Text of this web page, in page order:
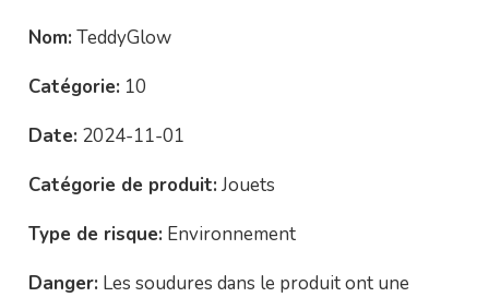
Nom: TeddyGlow
Catégorie: 10
Date: 2024-11-01
Catégorie de produit: Jouets
Type de risque: Environnement
Danger: Les soudures dans le produit ont une